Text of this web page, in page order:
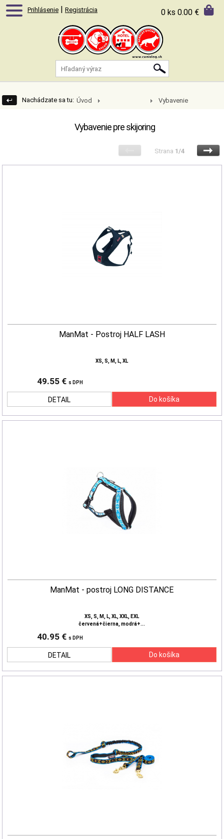
Prihlásenie | Registrácia 0 ks 0.00 €
Nachádzate sa tu: Úvod
Vybavenie
Vybavenie pre skijoring
Strana 1/4
ManMat - Postroj HALF LASH
XS, S, M, L, XL
49.55 € s DPH
DETAIL
ManMat - postroj LONG DISTANCE
XS, S, M, L, XL, XXL, EXL
červená+čierna, modrá+...
40.95 € s DPH
DETAIL